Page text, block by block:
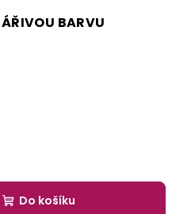
BARVU
Do košíku